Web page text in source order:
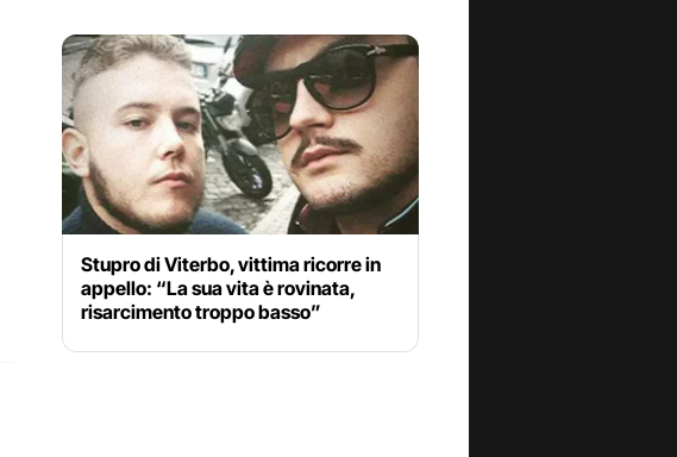
Stupro di Viterbo, vittima ricorre in
appello: “La sua vita è rovinata,
risarcimento troppo basso”